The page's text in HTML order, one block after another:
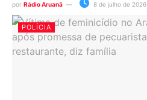
por Rádio Aruanã 8 de julho de 2026
POLÍCIA